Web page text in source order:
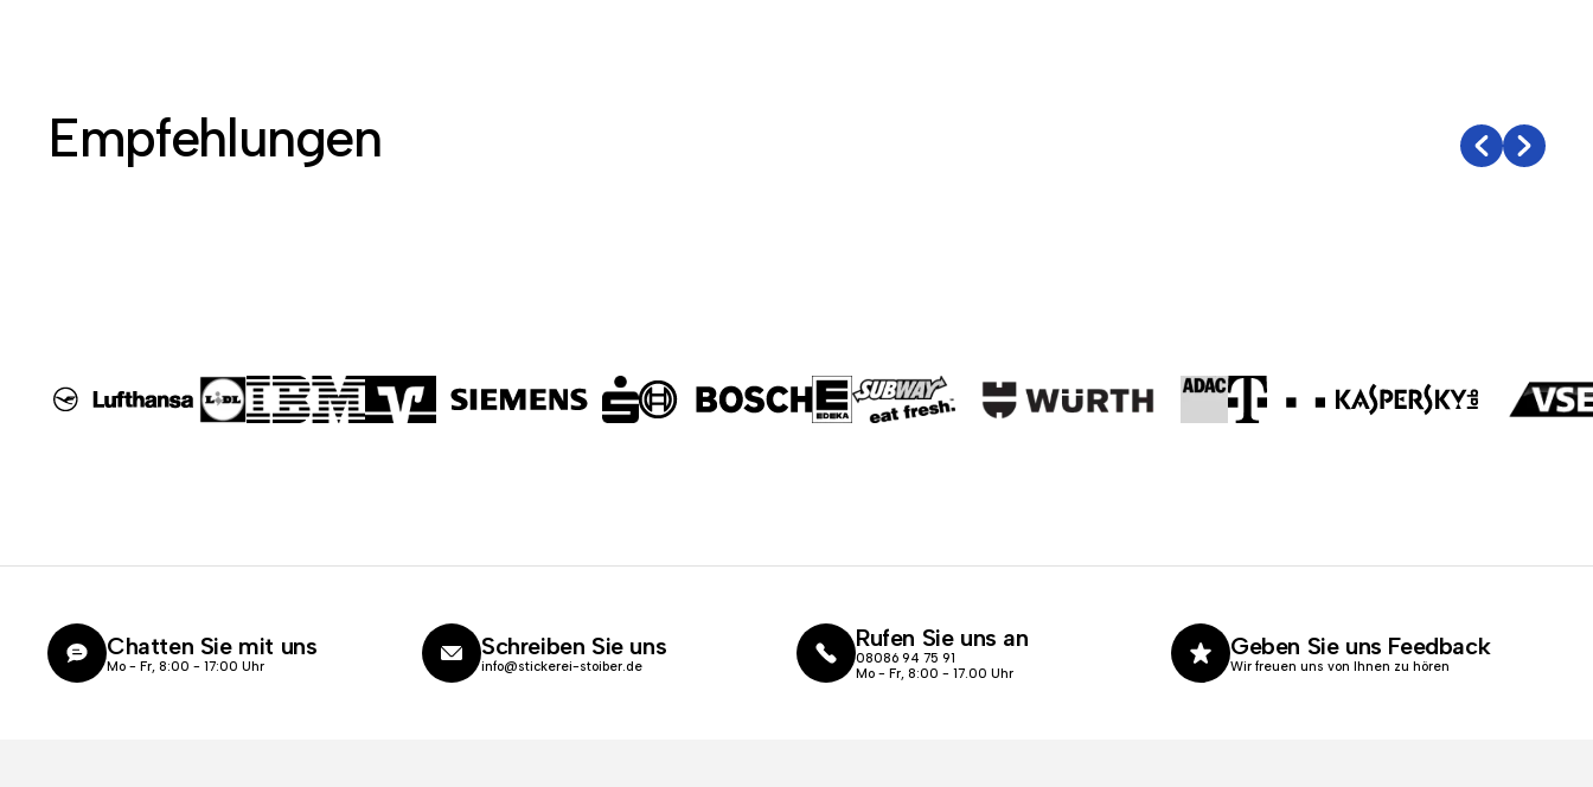
Empfehlungen
Chatten Sie mit uns
Mo - Fr, 8:00 - 17:00 Uhr
Schreiben Sie uns
info@stickerei-stoiber.de
Rufen Sie uns an
08086 94 75 91
Mo - Fr, 8:00 - 17.00 Uhr
Geben Sie uns Feedback
Wir freuen uns von Ihnen zu hören